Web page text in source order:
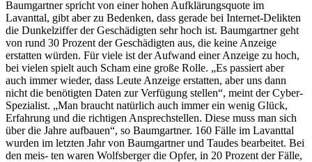
Baumgartner spricht von einer hohen Aufklärungsquote im
Lavanttal, gibt aber zu Bedenken, dass gerade bei Internet-Delikten
die Dunkelziffer der Geschädigten sehr hoch ist. Baumgartner geht
von rund 30 Prozent der Geschädigten aus, die keine Anzeige
erstatten würden. Für viele ist der Aufwand einer Anzeige zu hoch,
bei vielen spielt auch Scham eine große Rolle. „Es passiert aber
auch immer wieder, dass Leute Anzeige erstatten, aber uns dann
nicht die benötigten Daten zur Verfügung stellen“, meint der Cyber-
Spezialist. „Man braucht natürlich auch immer ein wenig Glück,
Erfahrung und die richtigen Ansprechstellen. Diese muss man sich
über die Jahre aufbauen“, so Baumgartner. 160 Fälle im Lavanttal
wurden im letzten Jahr von Baumgartner und Taudes bearbeitet. Bei
den meis- ten waren Wolfsberger die Opfer, in 20 Prozent der Fälle,